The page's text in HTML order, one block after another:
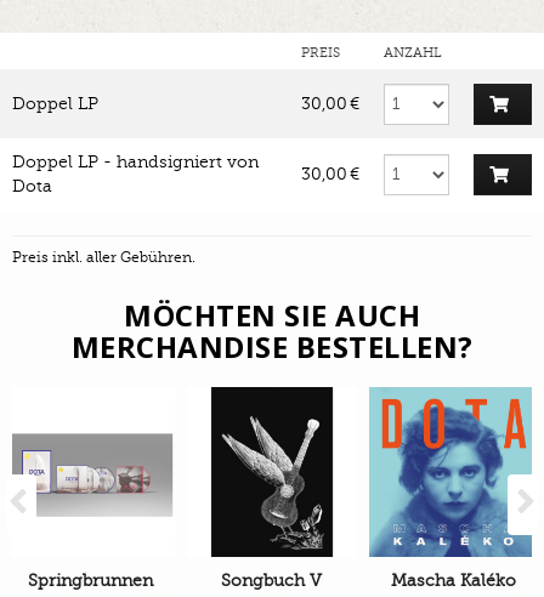
PREIS ANZAHL
Doppel LP 30,00 €
Doppel LP - handsigniert von
Dota
30,00 €
Preis inkl. aller Gebühren.
MÖCHTEN SIE AUCH
MERCHANDISE BESTELLEN?
Springbrunnen Songbuch V Mascha Kaléko
Previous